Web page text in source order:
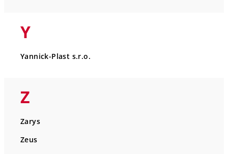
Y
Yannick-Plast s.r.o.
Z
Zarys
Zeus